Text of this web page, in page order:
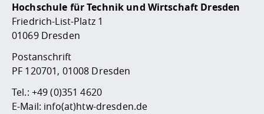
Hochschule für Technik und Wirtschaft Dresden
Friedrich-List-Platz 1
01069 Dresden
Postanschrift
PF 120701, 01008 Dresden
Tel.: +49 (0)351 4620
E-Mail: info(at)htw-dresden.de